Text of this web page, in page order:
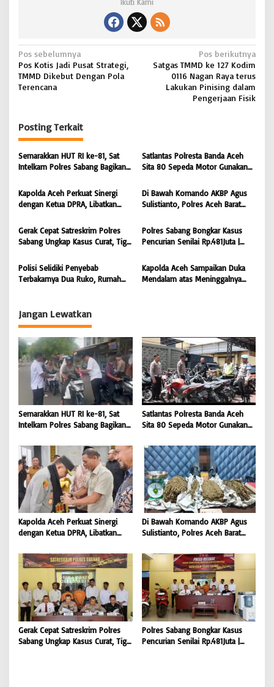
N
a
v
g
a
s
p
o
s
Pos sebelumnya
Pos Kotis Jadi Pusat Strategi,
TMMD Dikebut Dengan Pola
Terencana
Pos berikutnya
Satgas TMMD ke 127 Kodim
0116 Nagan Raya terus
Lakukan Pinising dalam
Pengerjaan Fisik
Posting Terkait
Semarakkan HUT RI ke-81, Sat
Intelkam Polres Sabang Bagikan
Masyarakat |
BONGKAR’Perkara.com
Satlantas Polresta Banda Aceh
Sita 80 Sepeda Motor Gunakan
BONGKAR’Perkara.com
Kapolda Aceh Perkuat Sinergi
dengan Ketua DPRA, Libatkan
Kamtibmas dan Dukung
Pembangunan Aceh |
BONGKAR’Perkara.com
Di Bawah Komando AKBP Agus
Sulistianto, Polres Aceh Barat
Kilogram Ganja Avatar photo |
BONGKAR ‘Perkara.com
Gerak Cepat Satreskrim Polres
Sabang Ungkap Kasus Curat, Tiga
‘Perkara.com
Polres Sabang Bongkar Kasus
Pencurian Senilai Rp.481Juta |
Polisi Selidiki Penyebab
Terbakarnya Dua Ruko, Rumah
BONGKAR’Perkara.com
Kapolda Aceh Sampaikan Duka
Mendalam atas Meninggalnya
Jangan Lewatkan
Semarakkan HUT RI ke-81, Sat
Intelkam Polres Sabang Bagikan
Masyarakat |
BONGKAR’Perkara.com
Satlantas Polresta Banda Aceh
Sita 80 Sepeda Motor Gunakan
BONGKAR’Perkara.com
Kapolda Aceh Perkuat Sinergi
dengan Ketua DPRA, Libatkan
Kamtibmas dan Dukung
Pembangunan Aceh |
BONGKAR’Perkara.com
Di Bawah Komando AKBP Agus
Sulistianto, Polres Aceh Barat
Kilogram Ganja Avatar photo |
BONGKAR ‘Perkara.com
Gerak Cepat Satreskrim Polres
Sabang Ungkap Kasus Curat, Tiga
Polres Sabang Bongkar Kasus
Pencurian Senilai Rp.481Juta |